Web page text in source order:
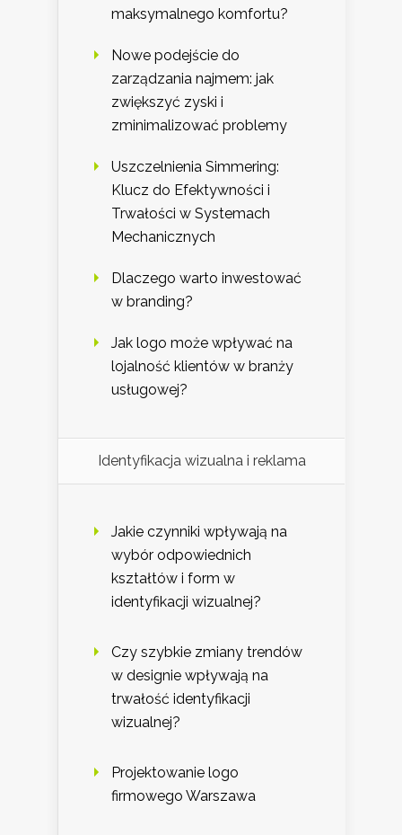
maksymalnego komfortu?
Nowe podejście do
zarządzania najmem: jak
zwiększyć zyski i
zminimalizować problemy
Uszczelnienia Simmering:
Klucz do Efektywności i
Trwałości w Systemach
Mechanicznych
Dlaczego warto inwestować
w branding?
Jak logo może wpływać na
lojalność klientów w branży
usługowej?
Identyfikacja wizualna i reklama
Jakie czynniki wpływają na
wybór odpowiednich
kształtów i form w
identyfikacji wizualnej?
Czy szybkie zmiany trendów
w designie wpływają na
trwałość identyfikacji
wizualnej?
Projektowanie logo
firmowego Warszawa